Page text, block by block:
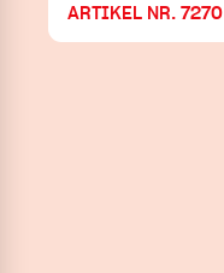
ARTIKEL NR. 7270